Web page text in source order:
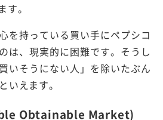
。
を持っている買い手にペプシコ
は、現実的に困難です。そうし
いそうにない人」を除いたぶん
いえます。
Obtainable Market)